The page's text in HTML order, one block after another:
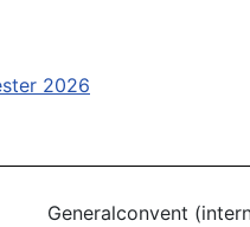
2026
Generalconvent